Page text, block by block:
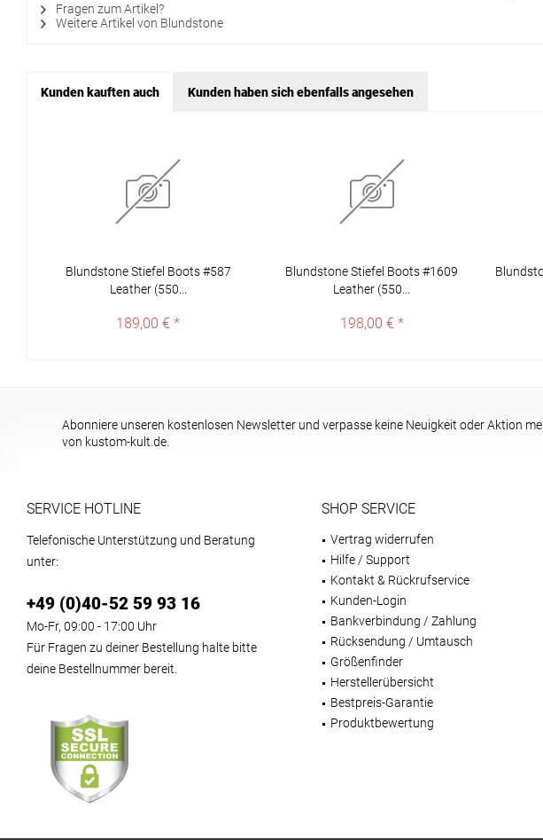
Fragen zum Artikel?
Weitere Artikel von Blundstone
Kunden kauften auch Kunden haben sich ebenfalls angesehen
Blundstone Stiefel Boots #587
Leather (550...
189,00 € *
Blundstone Stiefel Boots #1609
Leather (550...
198,00 € *
Abonniere unseren kostenlosen Newsletter und verpasse keine Neuigkeit oder Aktion
von kustom-kult.de.
SERVICE HOTLINE
Telefonische Unterstützung und Beratung
unter:
+49 (0)40-52 59 93 16
Mo-Fr, 09:00 - 17:00 Uhr
Für Fragen zu deiner Bestellung halte bitte
deine Bestellnummer bereit.
SHOP SERVICE
Vertrag widerrufen
Hilfe / Support
Kontakt & Rückrufservice
Kunden-Login
Bankverbindung / Zahlung
Rücksendung / Umtausch
Größenfinder
Herstellerübersicht
Bestpreis-Garantie
Produktbewertung